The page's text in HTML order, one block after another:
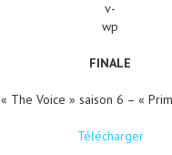
FINALE
« The Voice » saison 6 – «
Télécharger